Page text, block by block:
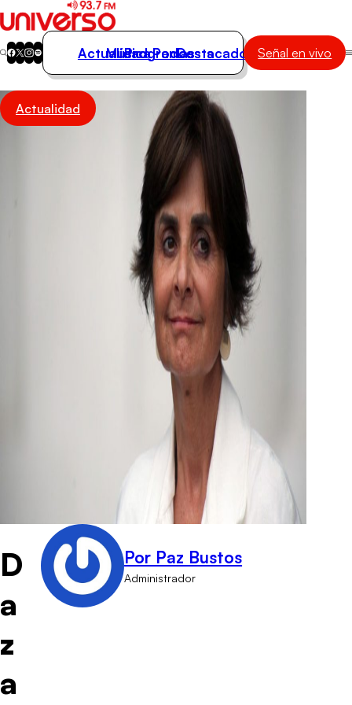
Actualidad
Música
Actualidad
Música
Programas
Podcasts
Destacados Señal en vivo
Actualidad
D
a
z
a
Por Paz Bustos
Administrador